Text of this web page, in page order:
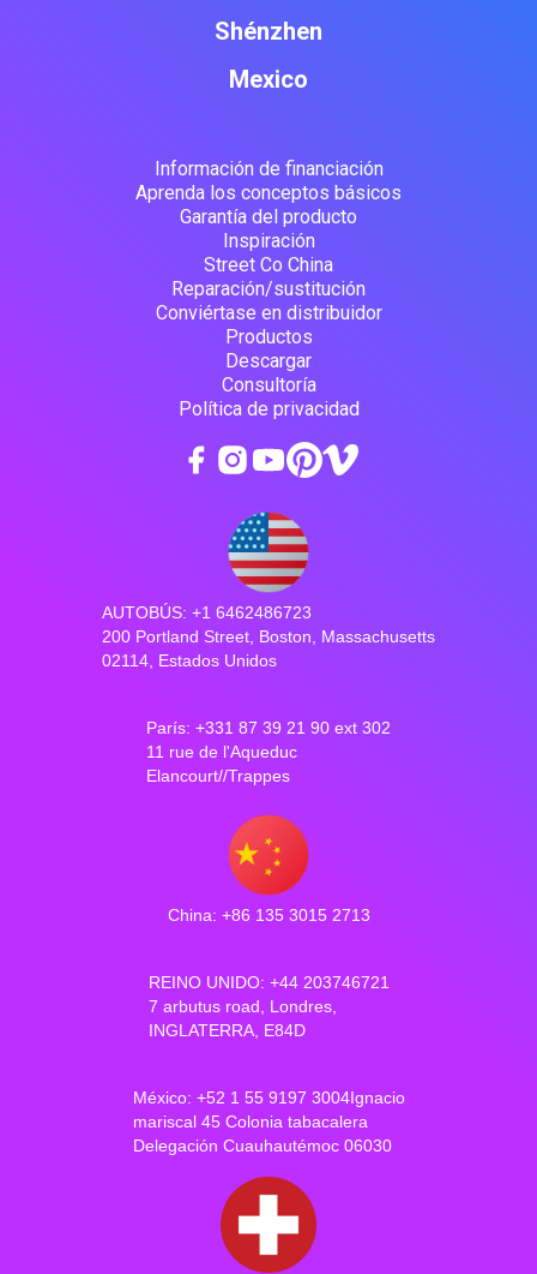
Shénzhen
Mexico
Información de financiación
Aprenda los conceptos básicos
Garantía del producto
Inspiración
Street Co China
Reparación/sustitución
Conviértase en distribuidor
Productos
Descargar
Consultoría
Política de privacidad
AUTOBÚS: +1 6462486723
200 Portland Street, Boston, Massachusetts
02114, Estados Unidos
París: +331 87 39 21 90 ext 302
11 rue de l'Aqueduc
Elancourt//Trappes
China: +86 135 3015 2713
REINO UNIDO: +44 203746721
7 arbutus road, Londres,
INGLATERRA, E84D
México: +52 1 55 9197 3004Ignacio
mariscal 45 Colonia tabacalera
Delegación Cuauhautémoc 06030